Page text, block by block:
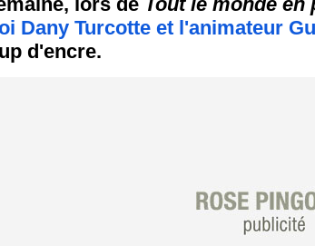
Dany Turcotte et l'animateur
d'encre.